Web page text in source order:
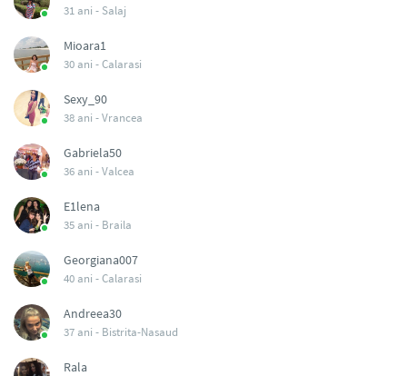
31 ani - Salaj
Mioara1
30 ani -Calarasi
Sexy_90
38 ani -Vrancea
Gabriela50
36 ani -Valcea
E1lena
35 ani - Braila
Georgiana007
40 ani -Calarasi
Andreea30
37 ani - Bistrita-Nasaud
Rala